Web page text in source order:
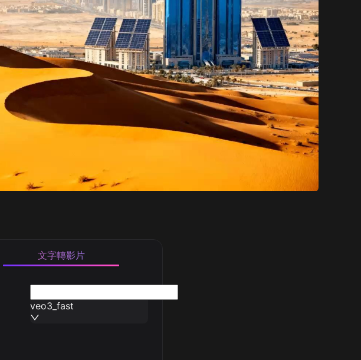
文字轉影片
veo3_fast